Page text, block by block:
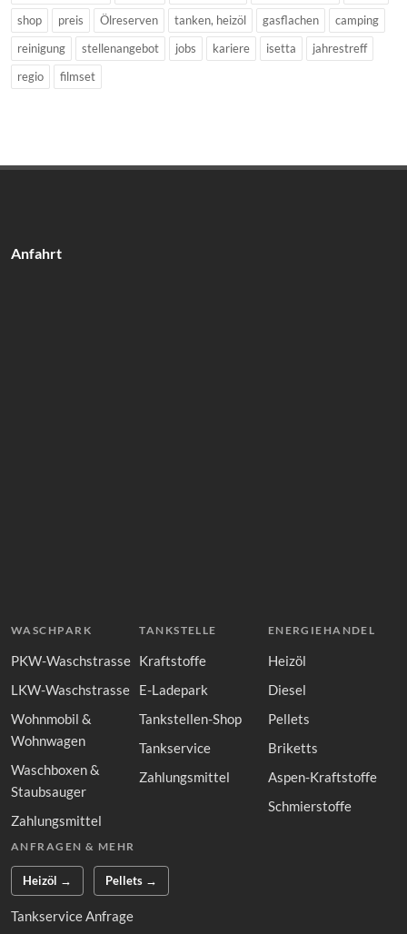
shop
preis Ölreserven tanken, heizöl gasflachen
camping
reinigung
stellenangebot jobs kariere isetta
jahrestreff
regio
filmset
Anfahrt
WASCHPARK
PKW-Waschstrasse
LKW-Waschstrasse
Wohnmobil &
Wohnwagen
Waschboxen &
Staubsauger
Zahlungsmittel
TANKSTELLE
Kraftstoffe
E-Ladepark
Tankstellen-Shop
Tankservice
Zahlungsmittel
ENERGIEHANDEL
Heizöl
Diesel
Pellets
Briketts
Aspen-Kraftstoffe
Schmierstoffe
ANFRAGEN & MEHR
Heizöl → Pellets →
Tankservice Anfrage